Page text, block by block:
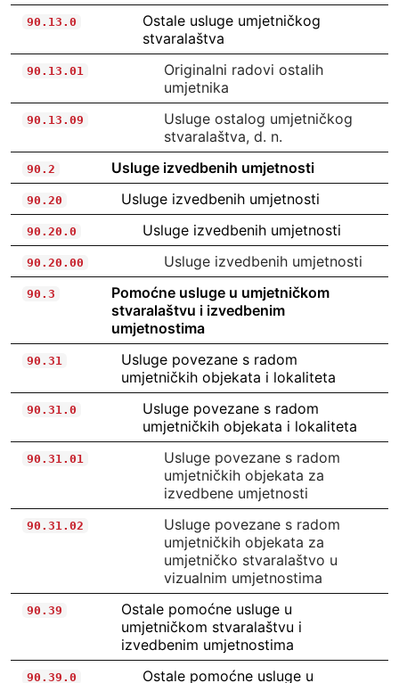
90.13.0
Ostale usluge umjetničkog
stvaralaštva
90.13.01
Originalni radovi ostalih
umjetnika
90.13.09
Usluge ostalog umjetničkog
stvaralaštva, d. n.
90.2 Usluge izvedbenih umjetnosti
90.20 Usluge izvedbenih umjetnosti
90.20.0 Usluge izvedbenih umjetnosti
90.20.00 Usluge izvedbenih umjetnosti
90.3
Pomoćne usluge u umjetničkom
stvaralaštvu i izvedbenim
umjetnostima
90.31
Usluge povezane s radom
umjetničkih objekata i lokaliteta
90.31.0
Usluge povezane s radom
umjetničkih objekata i lokaliteta
90.31.01
Usluge povezane s radom
umjetničkih objekata za
izvedbene umjetnosti
90.31.02
Usluge povezane s radom
umjetničkih objekata za
umjetničko stvaralaštvo u
vizualnim umjetnostima
90.39
Ostale pomoćne usluge u
umjetničkom stvaralaštvu i
izvedbenim umjetnostima
90.39.0 Ostale pomoćne usluge u